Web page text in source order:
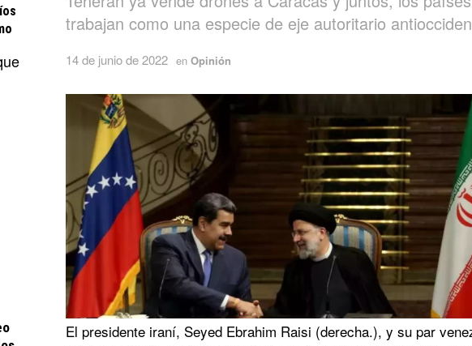
trabajan como una especie de eje autoritario
14 de junio de 2022 en Opinión
El presidente iraní, Seyed Ebrahim Raisi (derecha.), y su par